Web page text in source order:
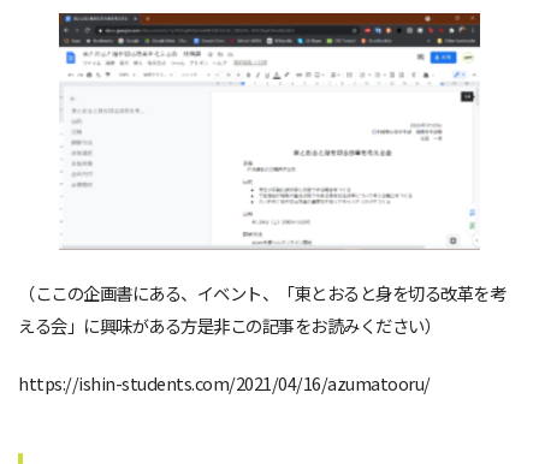
（ここの企画書にある、イベント、「東とおると身を切る改革を考
える会」に興味がある方是非この記事をお読みください）
https://ishin-students.com/2021/04/16/azumatooru/